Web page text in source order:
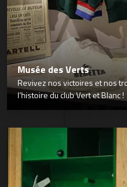
Musée des Verts
Revivez nos victoires et nos
l’histoire du club Vert et Blanc !